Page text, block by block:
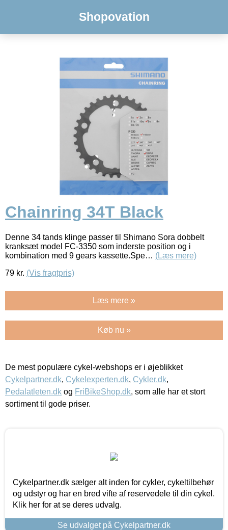
Shopovation
Chainring 34T Black
Denne 34 tands klinge passer til Shimano Sora dobbelt
kranksæt model FC-3350 som inderste position og i
kombination med 9 gears kassette.Spe… (Læs mere)
79 kr. (Vis fragtpris)
Læs mere »
Køb nu »
De mest populære cykel-webshops er i øjeblikket
Cykelpartner.dk, Cykelexperten.dk, Cykler.dk,
Pedalatleten.dk og FriBikeShop.dk, som alle har et stort
sortiment til gode priser.
Cykelpartner.dk sælger alt inden for cykler, cykeltilbehør
og udstyr og har en bred vifte af reservedele til din cykel.
Klik her for at se deres udvalg.
Se udvalget på Cykelpartner.dk